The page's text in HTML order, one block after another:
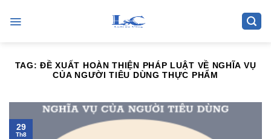
TAG:ĐỀ XUẤT HOÀN THIỆN PHÁP LUẬT VỀ NGHĨA VỤ
CỦA NGƯỜI TIÊU DÙNG THỰC PHẨM
29
Th8